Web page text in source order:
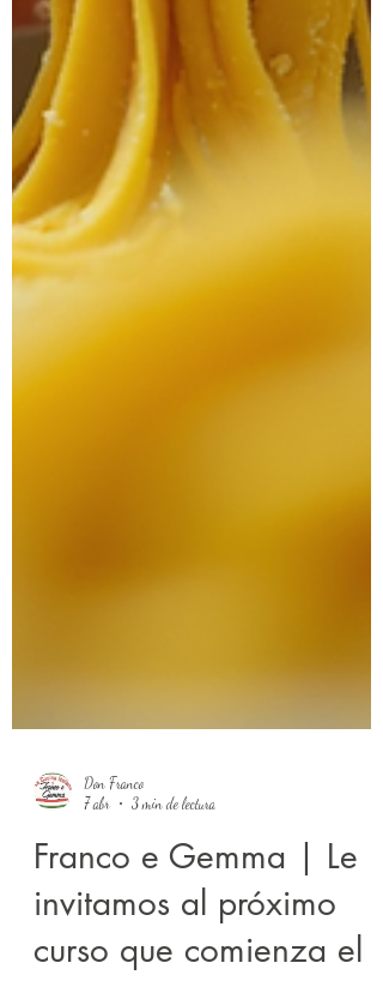
7 abr
3 min de lectura
Franco e Gemma | Le
invitamos al próximo